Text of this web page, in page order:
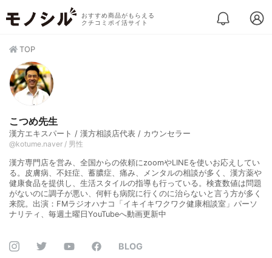
おすすめ商品がもらえる
クチコミポイ活サイト
TOP
こつめ先生
漢方エキスパート / 漢方相談店代表 / カウンセラー
@kotume.naver / 男性
漢方専門店を営み、全国からの依頼にzoomやLINEを使いお応えしてい
る。皮膚病、不妊症、蓄膿症、痛み、メンタルの相談が多く、漢方薬や
健康食品を提供し、生活スタイルの指導も行っている。検査数値は問題
がないのに調子が悪い、何軒も病院に行くのに治らないと言う方が多く
来院。出演：FMラジオハナコ「イキイキワクワク健康相談室」パーソ
ナリティ、毎週土曜日YouTubeへ動画更新中
BLOG